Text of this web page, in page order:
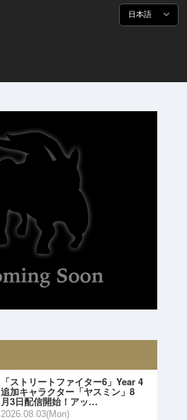
日本語
「ストリートファイター6」Year 4
追加キャラクター「ヤスミン」8
月3日配信開始！アッ…
2026.08.03(Mon)